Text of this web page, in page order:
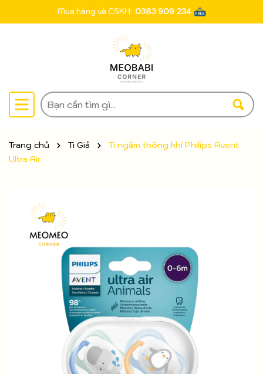
Mua hàng và CSKH: 0383 909 234
Trang chủ Ti Giả
Ti ngậm thông khí Philips Avent
Ultra Air